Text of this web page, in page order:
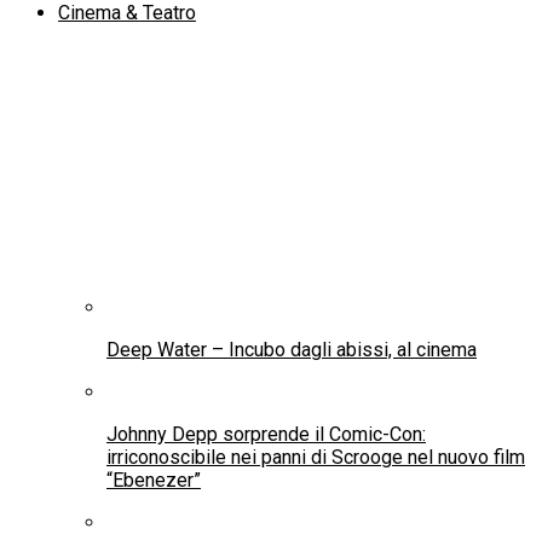
Cinema & Teatro
Deep Water – Incubo dagli abissi, al cinema
Johnny Depp sorprende il Comic-Con:
irriconoscibile nei panni di Scrooge nel nuovo film
“Ebenezer”